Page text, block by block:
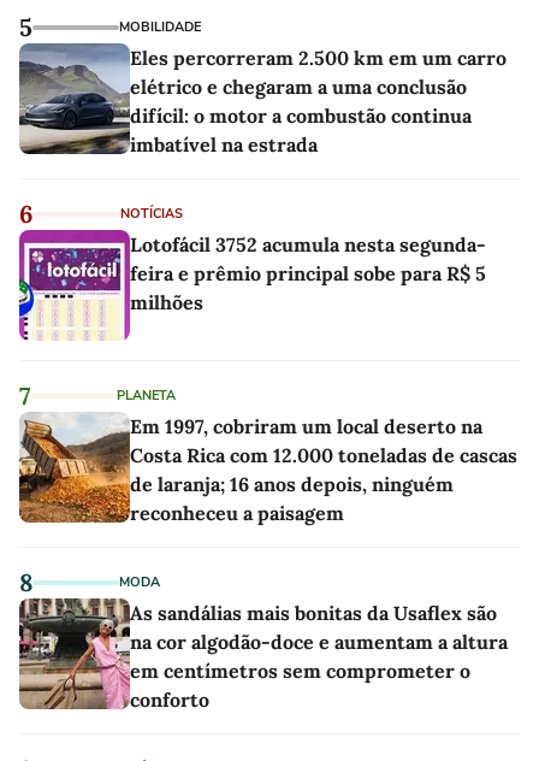
5 MOBILIDADE
Eles percorreram 2.500 km em um carro
elétrico e chegaram a uma conclusão
difícil: o motor a combustão continua
imbatível na estrada
6 NOTÍCIAS
Lotofácil 3752 acumula nesta segunda-
feira e prêmio principal sobe para R$ 5
milhões
7 PLANETA
Em 1997, cobriram um local deserto na
Costa Rica com 12.000 toneladas de cascas
de laranja; 16 anos depois, ninguém
reconheceu a paisagem
8 MODA
As sandálias mais bonitas da Usaflex são
na cor algodão-doce e aumentam a altura
em centímetros sem comprometer o
conforto